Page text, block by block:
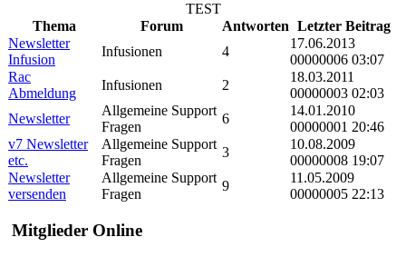
TEST
Thema
Forum Antworten Letzter Beitrag
Newsletter
Infusion
Infusionen 4
17.06.2013
00000006 03:07
Rac
Abmeldung
Infusionen 2
18.03.2011
00000003 02:03
Newsletter
Allgemeine Support
Fragen
6
14.01.2010
00000001 20:46
v7 Newsletter
etc.
Allgemeine Support
Fragen
3
10.08.2009
00000008 19:07
Newsletter
versenden
Allgemeine Support
Fragen
9
11.05.2009
00000005 22:13
Mitglieder Online